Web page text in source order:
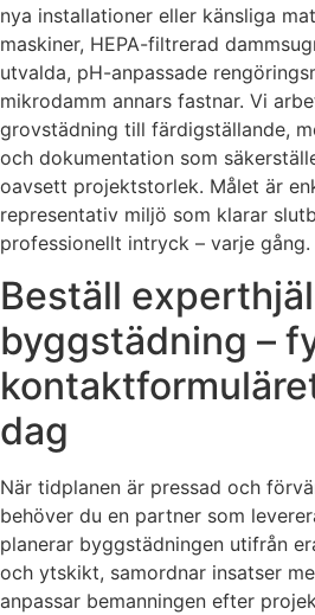
nya installationer eller känsliga
maskiner, HEPA-filtrerad
utvalda, pH-anpassade
mikrodamm annars fastnar. Vi
grovstädning till färdigställande,
och dokumentation som
oavsett projektstorlek. Målet är
representativ miljö som klarar
professionellt intryck – varje gång.
Beställ
byggstädning –
dag
När tidplanen är pressad och
behöver du en partner som
planerar byggstädningen utifrån
och ytskikt, samordnar insatser
anpassar bemanningen efter